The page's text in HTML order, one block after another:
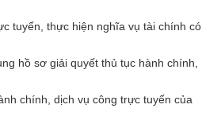
tuyến, thực hiện nghĩa vụ tài chính có
hồ sơ giải quyết thủ tục hành chính,
chính, dịch vụ công trực tuyến của